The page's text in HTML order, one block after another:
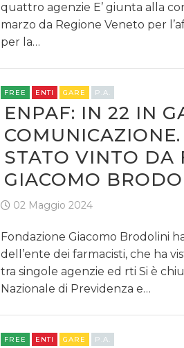
quattro agenzie E’ giunta alla
marzo da Regione Veneto per
per la…
FREE ENTI GARE P.A.
ENPAF: IN 22 IN
COMUNICAZIONE.
STATO VINTO DA
GIACOMO
02 Maggio 2024
Fondazione Giacomo Brodolini
dell’ente dei farmacisti, che ha
tra singole agenzie ed rti Si è
Nazionale di Previdenza e…
FREE ENTI GARE P.A.